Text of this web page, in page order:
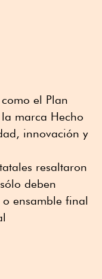
el Plan
marca Hecho
innovación y
resaltaron
deben
ensamble final